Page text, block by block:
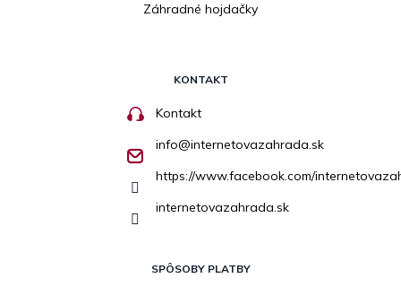
Záhradné hojdačky
KONTAKT
Kontakt
info@internetovazahrada.sk
https://www.facebook.com/
internetovazahrada.sk
SPÔSOBY PLATBY